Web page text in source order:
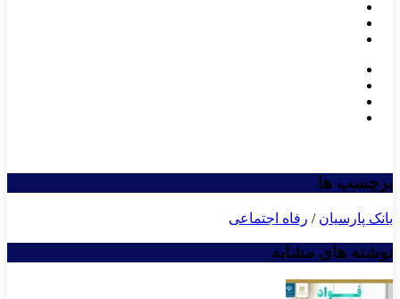
برچسب ها
بانک پارسیان / رفاه اجتماعی
نوشته های مشابه